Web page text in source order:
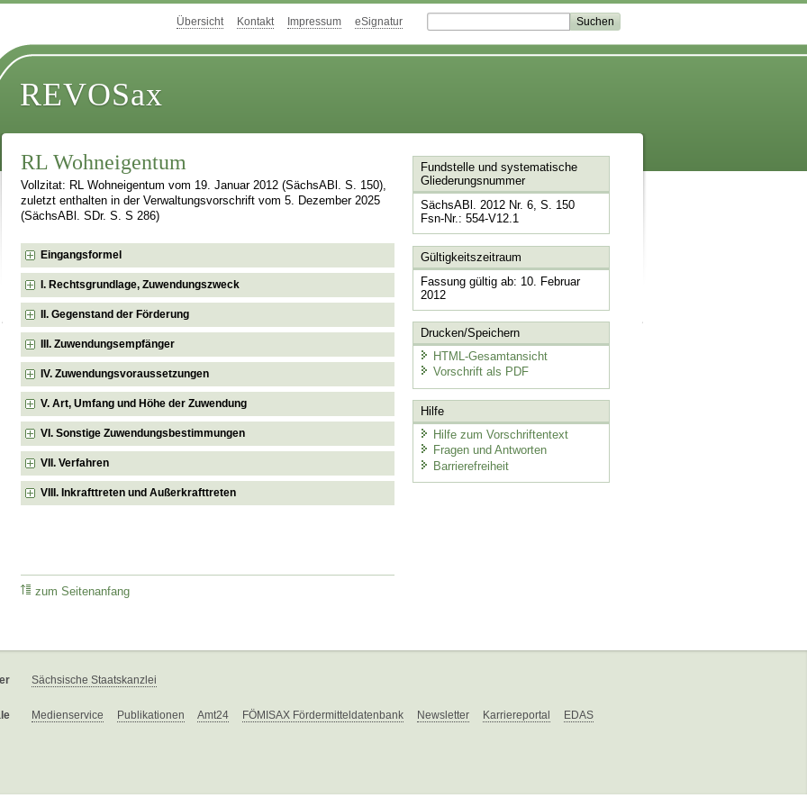
Übersicht Kontakt Impressum eSignatur
REVOSax
RL Wohneigentum
Vollzitat: RL Wohneigentum vom 19. Januar 2012 (SächsABl. S. 150),
zuletzt enthalten in der Verwaltungsvorschrift vom 5. Dezember 2025
(SächsABl. SDr. S. S 286)
Eingangsformel
I. Rechtsgrundlage, Zuwendungszweck
II. Gegenstand der Förderung
III. Zuwendungsempfänger
IV. Zuwendungsvoraussetzungen
V. Art, Umfang und Höhe der Zuwendung
VI. Sonstige Zuwendungsbestimmungen
VII. Verfahren
VIII. Inkrafttreten und Außerkrafttreten
zum Seitenanfang
Fundstelle und systematische
Gliederungsnummer
SächsABl. 2012 Nr. 6, S. 150
Fsn-Nr.: 554-V12.1
Gültigkeitszeitraum
Fassung gültig ab: 10. Februar
2012
Drucken/Speichern
HTML-Gesamtansicht
Vorschrift als PDF
Hilfe
Hilfe zum Vorschriftentext
Fragen und Antworten
Barrierefreiheit
Sächsische Staatskanzlei
Medienservice Publikationen Amt24 FÖMISAX Fördermitteldatenbank Newsletter Karriereportal EDAS